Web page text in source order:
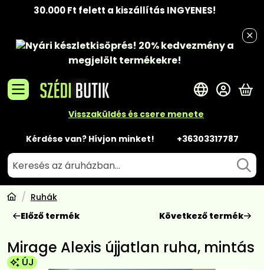
30.000 Ft felett a kiszállítás INGYENES!
Nyári készletkisöprés! 20% kedvezménya
megjelölt termékekre!
Visszaküldés és csere menete
Kérdése van? Hívjon minket! +36303317787
A
Ruhák
Előző termék
Következő termék
Mirage Alexis újjatlan ruha, mintás
ÚJ